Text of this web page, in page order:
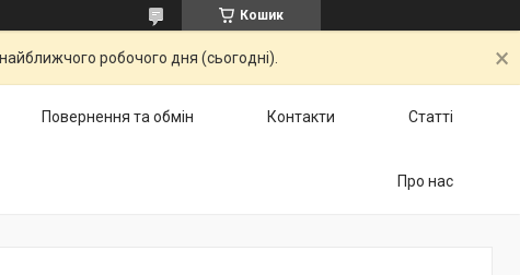
Кошик
робочого дня (сьогодні).
Повернення та обмін Контакти Статті
Про нас